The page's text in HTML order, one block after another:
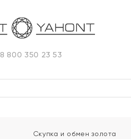
8 800 350 23 53
Скупка и обмен золота